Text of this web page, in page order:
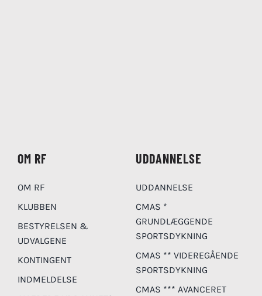
OM RF
OM RF
KLUBBEN
BESTYRELSEN &
UDVALGENE
KONTINGENT
INDMELDELSE
UDDANNELSE
UDDANNELSE
CMAS *
GRUNDLÆGGENDE
SPORTSDYKNING
CMAS ** VIDEREGÅENDE
SPORTSDYKNING
CMAS *** AVANCERET